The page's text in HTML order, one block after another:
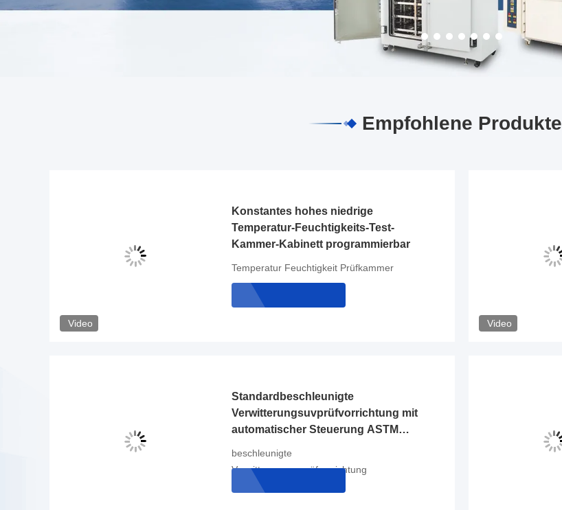
Empfohlene Produkte
Video
Konstantes hohes niedrige
Temperatur-Feuchtigkeits-Test-
Kammer-Kabinett programmierbar
Temperatur Feuchtigkeit Prüfkammer
Video
Standardbeschleunigte
Verwitterungsuvprüfvorrichtung mit
automatischer Steuerung ASTM
beschleunigte
Verwitterungsuvprüfvorrichtung